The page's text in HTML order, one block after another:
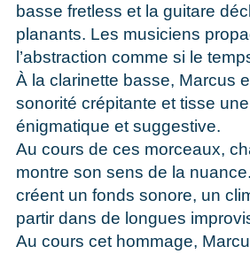
basse fretless et la guitare
planants. Les musiciens
l’abstraction comme si le
À la clarinette basse, Marcus
sonorité crépitante et tisse
énigmatique et suggestive.
Au cours de ces morceaux,
montre son sens de la
créent un fonds sonore, un
partir dans de longues
Au cours cet hommage,